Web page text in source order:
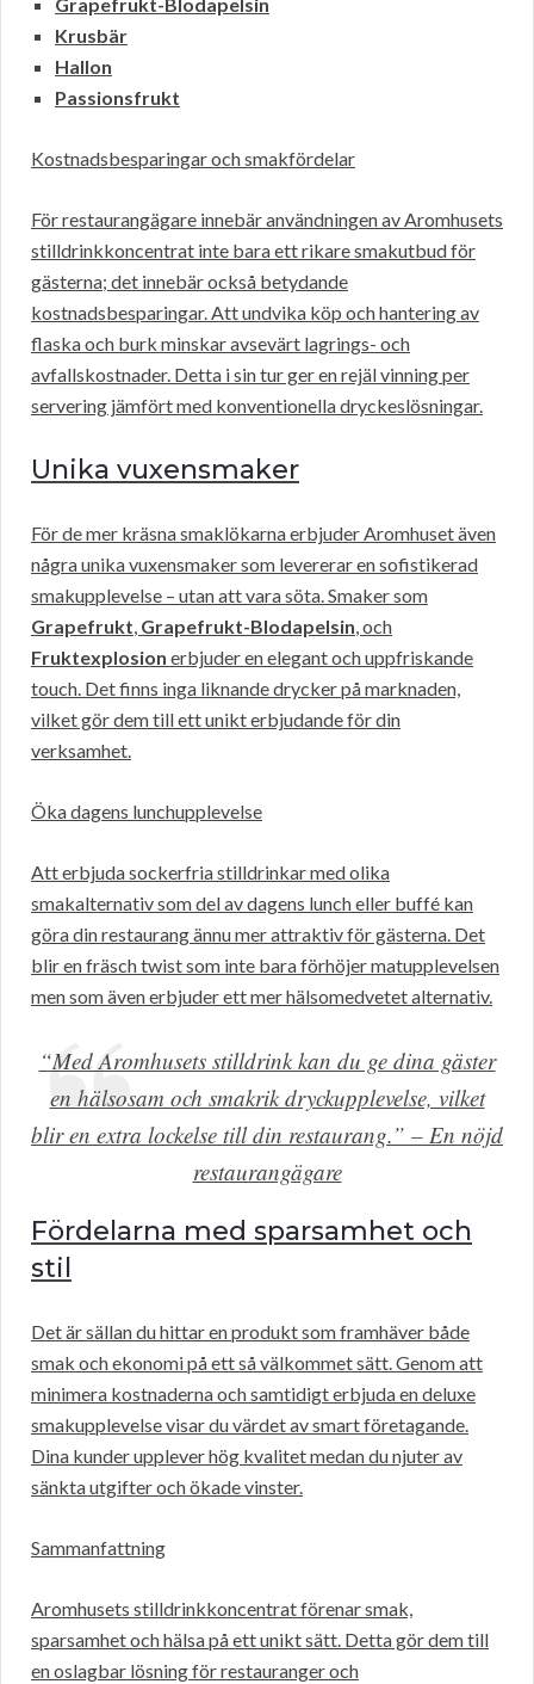
Krusbär
Hallon
Passionsfrukt
Kostnadsbesparingar och smakfördelar
För restaurangägare innebär användningen av Aromhusets
stilldrinkkoncentrat inte bara ett rikare smakutbud för
gästerna; det innebär också betydande
kostnadsbesparingar. Att undvika köp och hantering av
flaska och burk minskar avsevärt lagrings- och
avfallskostnader. Detta i sin tur ger en rejäl vinning per
servering jämfört med konventionella dryckeslösningar.
Unika vuxensmaker
För de mer kräsna smaklökarna erbjuder Aromhuset även
några unika vuxensmaker som levererar en sofistikerad
smakupplevelse – utan att vara söta. Smaker som
Grapefrukt, Grapefrukt-Blodapelsin, och
Fruktexplosion erbjuder en elegant och uppfriskande
touch. Det finns inga liknande drycker på marknaden,
vilket gör dem till ett unikt erbjudande för din
verksamhet.
Öka dagens lunchupplevelse
Att erbjuda sockerfria stilldrinkar med olika
smakalternativ som del av dagens lunch eller buffé kan
göra din restaurang ännu mer attraktiv för gästerna. Det
blir en fräsch twist som inte bara förhöjer matupplevelsen
men som även erbjuder ett mer hälsomedvetet alternativ.
“Med Aromhusets stilldrink kan du ge dina gäster
en hälsosam och smakrik dryckupplevelse, vilket
blir en extra lockelse till din restaurang.” – En nöjd
restaurangägare
Fördelarna med sparsamhet och
stil
Det är sällan du hittar en produkt som framhäver både
smak och ekonomi på ett så välkommet sätt. Genom att
minimera kostnaderna och samtidigt erbjuda en deluxe
smakupplevelse visar du värdet av smart företagande.
Dina kunder upplever hög kvalitet medan du njuter av
sänkta utgifter och ökade vinster.
Sammanfattning
Aromhusets stilldrinkkoncentrat förenar smak,
sparsamhet och hälsa på ett unikt sätt. Detta gör dem till
en oslagbar lösning för restauranger och